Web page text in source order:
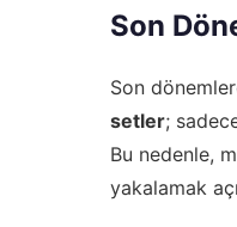
Son
Son
setler;
Bu nedenle,
yakalamak